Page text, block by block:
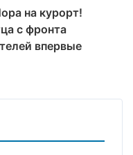
на курорт!
с фронта
впервые